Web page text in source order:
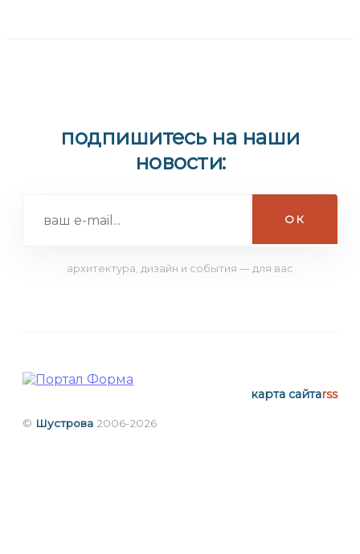
подпишитесь на наши
новости:
архитектура, дизайн и события — для вас
карта сайтаrss
© Шустрова 2006-2026